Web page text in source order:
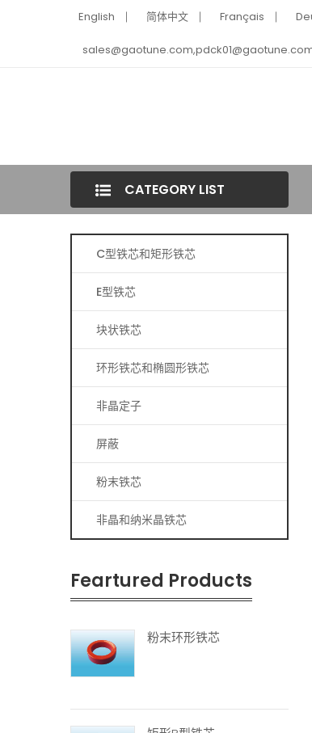
English 简体中文 Français
CATEGORY LIST
C型铁芯和矩形铁芯
E型铁芯
块状铁芯
环形铁芯和椭圆形铁芯
非晶定子
屏蔽
粉末铁芯
非晶和纳米晶铁芯
Feartured Products
粉末环形铁芯